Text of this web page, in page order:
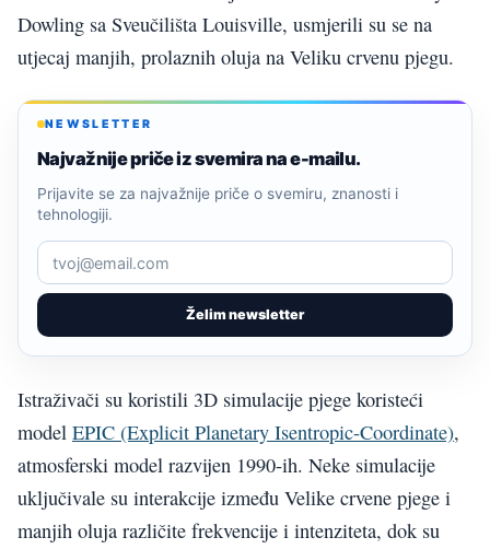
Dowling sa Sveučilišta Louisville, usmjerili su se na
utjecaj manjih, prolaznih oluja na Veliku crvenu pjegu.
NEWSLETTER
Najvažnije priče iz svemira na e-mailu.
Želim newsletter
Prijavite se za najvažnije priče o svemiru, znanosti i
tehnologiji.
Istraživači su koristili 3D simulacije pjege koristeći
model EPIC (Explicit Planetary Isentropic-Coordinate),
atmosferski model razvijen 1990-ih. Neke simulacije
uključivale su interakcije između Velike crvene pjege i
manjih oluja različite frekvencije i intenziteta, dok su